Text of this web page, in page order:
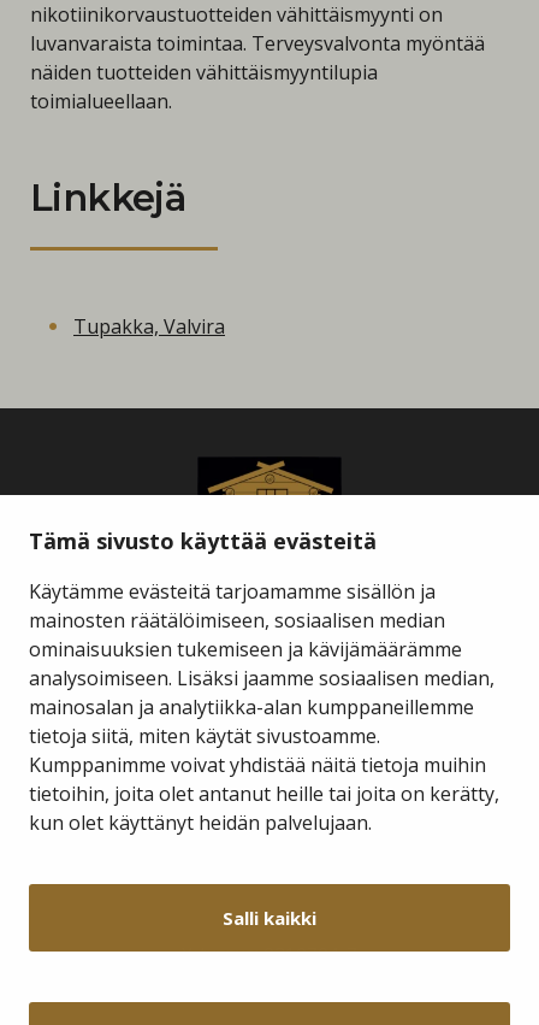
Tämä sivusto käyttää evästeitä
Käytämme evästeitä tarjoamamme sisällön ja
mainosten räätälöimiseen, sosiaalisen median
ominaisuuksien tukemiseen ja kävijämäärämme
analysoimiseen. Lisäksi jaamme sosiaalisen median,
mainosalan ja analytiikka-alan kumppaneillemme
tietoja siitä, miten käytät sivustoamme.
Kumppanimme voivat yhdistää näitä tietoja muihin
tietoihin, joita olet antanut heille tai joita on kerätty,
kun olet käyttänyt heidän palvelujaan.
Salli kaikki
nikotiinikorvaustuotteiden vähittäismyynti on
luvanvaraista toimintaa. Terveysvalvonta myöntää
näiden tuotteiden vähittäismyyntilupia
toimialueellaan.
Linkkejä
Tupakka, Valvira
Savukosken kunta
Kauppakuja 2 A 1
98800 Savukoski
hallinto@savukoski.fi
Y-tunnus: 0210704-7